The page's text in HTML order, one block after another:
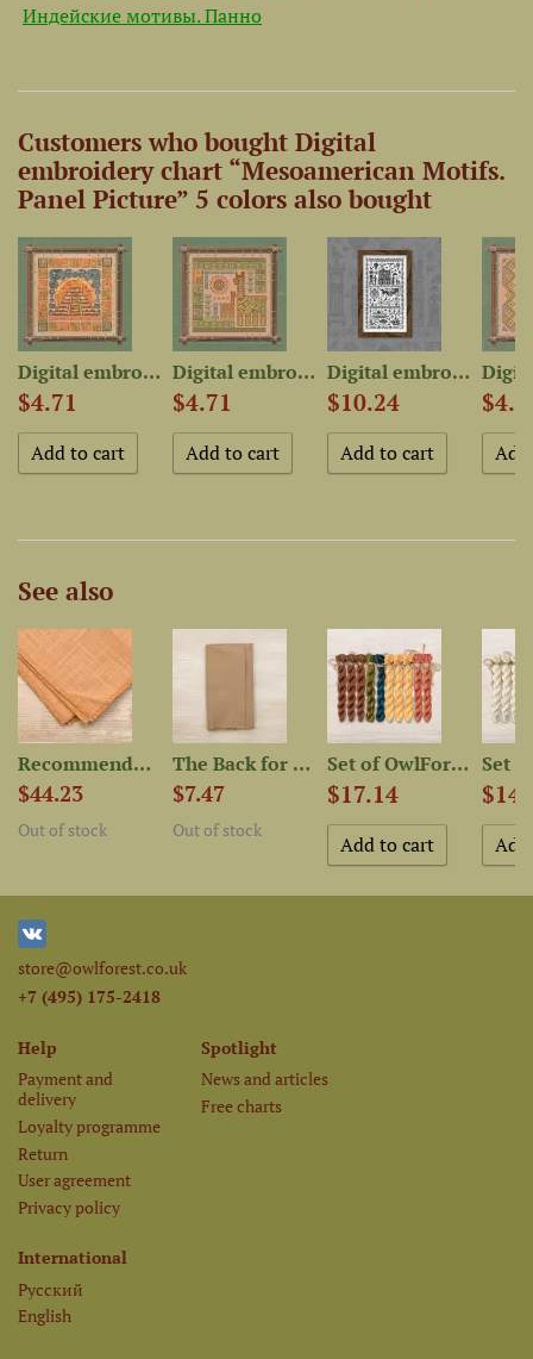
Индейские мотивы. Панно
Customers who bought Digital
embroidery chart “Mesoamerican Motifs.
Panel Picture” 5 colors also bought
Digital embroidery chart...
$4.71
Digital embroidery chart...
$4.71
Digital embroidery chart...
$10.24
See also
Recommended Fabric for the...
$44.23
Out of stock
The Back for the Pillowcase...
$7.47
Out of stock
Set of OwlForest Hand-Dyed...
$17.14
store@owlforest.co.uk
+7 (495) 175-2418
Help
Payment and
delivery
Loyalty programme
Return
User agreement
Privacy policy
Spotlight
News and articles
Free charts
International
Русский
English